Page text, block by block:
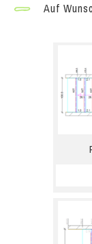
Auf